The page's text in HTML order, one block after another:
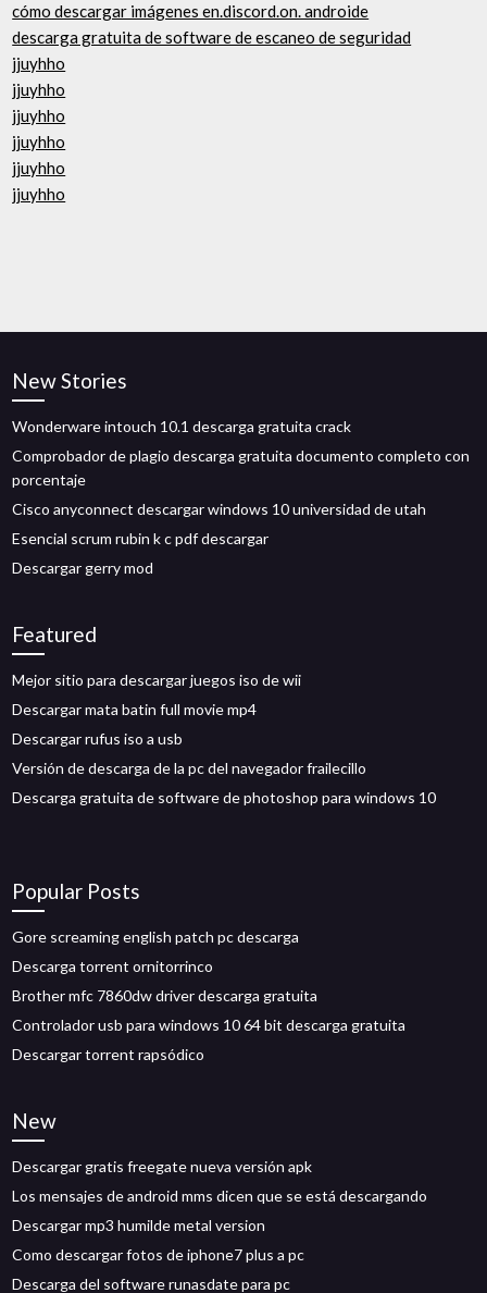
cómo descargar imágenes en.discord.on. androide
descarga gratuita de software de escaneo de seguridad
jjuyhho
jjuyhho
jjuyhho
jjuyhho
jjuyhho
jjuyhho
New Stories
Wonderware intouch 10.1 descarga gratuita crack
Comprobador de plagio descarga gratuita documento completo con
porcentaje
Cisco anyconnect descargar windows 10 universidad de utah
Esencial scrum rubin k c pdf descargar
Descargar gerry mod
Featured
Mejor sitio para descargar juegos iso de wii
Descargar mata batin full movie mp4
Descargar rufus iso a usb
Versión de descarga de la pc del navegador frailecillo
Descarga gratuita de software de photoshop para windows 10
Popular Posts
Gore screaming english patch pc descarga
Descarga torrent ornitorrinco
Brother mfc 7860dw driver descarga gratuita
Controlador usb para windows 10 64 bit descarga gratuita
Descargar torrent rapsódico
New
Descargar gratis freegate nueva versión apk
Los mensajes de android mms dicen que se está descargando
Descargar mp3 humilde metal version
Como descargar fotos de iphone7 plus a pc
Descarga del software runasdate para pc